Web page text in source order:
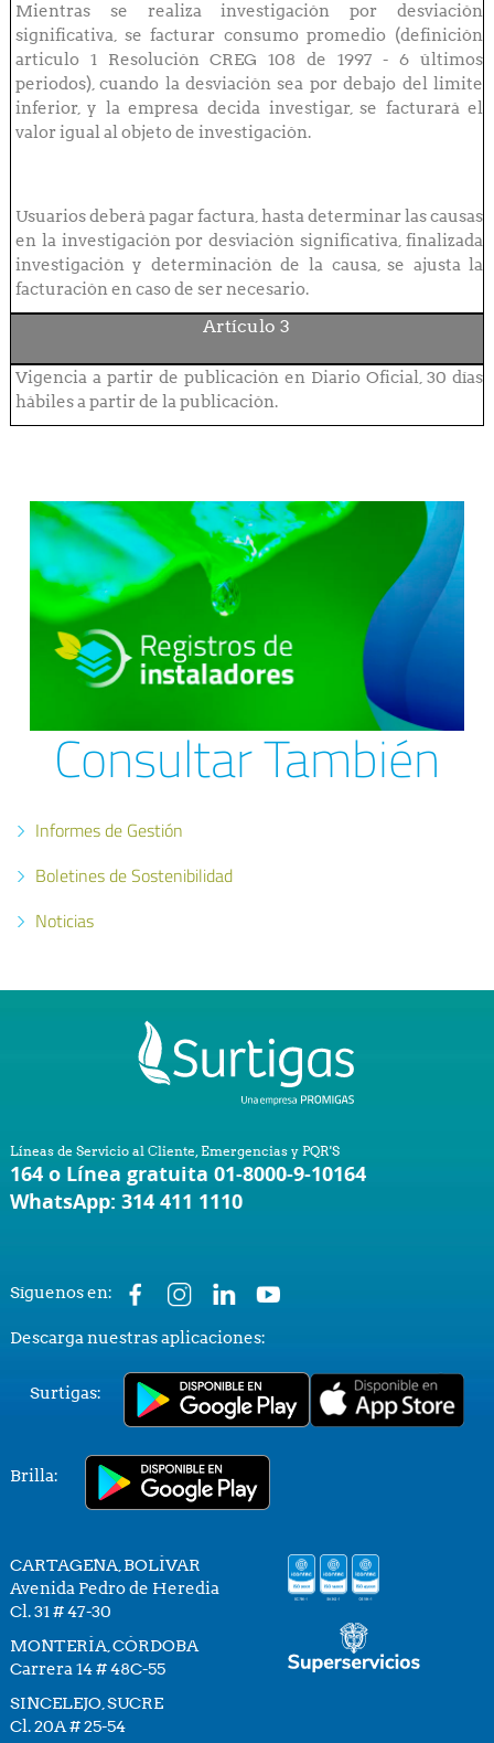
Mientras se realiza investigación por desviación
significativa, se facturar consumo promedio (definición
articulo 1 Resolución CREG 108 de 1997 - 6 últimos
periodos), cuando la desviación sea por debajo del limite
inferior, y la empresa decida investigar, se facturará el
valor igual al objeto de investigación.
Usuarios deberá pagar factura, hasta determinar las causas
en la investigación por desviación significativa, finalizada
investigación y determinación de la causa, se ajusta la
facturación en caso de ser necesario.
Artículo 3
Vigencia a partir de publicación en Diario Oficial, 30 días
hábiles a partir de la publicación.
Consultar También
Informes de Gestión
Boletines de Sostenibilidad
Noticias
Líneas de Servicio al Cliente, Emergencias y PQR'S
164 o Línea gratuita 01-8000-9-10164
WhatsApp: 314 411 1110
Síguenos en:
Descarga nuestras aplicaciones:
Surtigas:
Brilla:
CARTAGENA, BOLÍVAR
Avenida Pedro de Heredia
Cl. 31 # 47-30
MONTERÍA, CÓRDOBA
Carrera 14 # 48C-55
SINCELEJO, SUCRE
Cl. 20A # 25-54